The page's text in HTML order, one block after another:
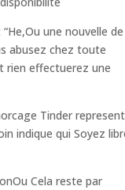
une nouvelle
abusez chez toute
rien effectuerez une
Tinder
indique qui Soyez
Cela reste par